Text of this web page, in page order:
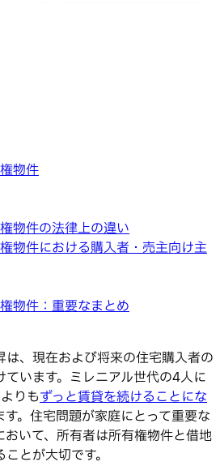
物件
物件の法律上の違い
物件における購入者・売主向け主
物件：重要なまとめ
、現在および将来の住宅購入者の
います。ミレニアル世代の4人に
りもずっと賃貸を続けることにな
す。住宅問題が家庭にとって重要な
いて、所有者は所有権物件と借地
とが大切です。